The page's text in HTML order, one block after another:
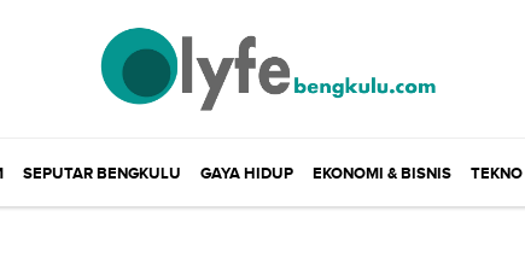
SEPUTAR BENGKULU GAYA HIDUP EKONOMI & BISNIS TEKNO